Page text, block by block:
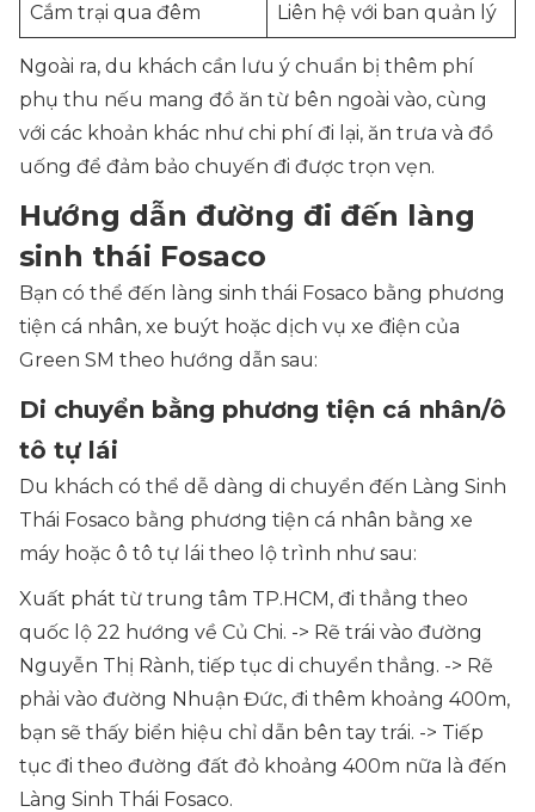
Cắm trại qua đêm Liên hệ với ban quản lý
Ngoài ra, du khách cần lưu ý chuẩn bị thêm phí
phụ thu nếu mang đồ ăn từ bên ngoài vào, cùng
với các khoản khác như chi phí đi lại, ăn trưa và đồ
uống để đảm bảo chuyến đi được trọn vẹn.
Hướng dẫn đường đi đến làng
sinh thái Fosaco
Bạn có thể đến làng sinh thái Fosaco bằng phương
tiện cá nhân, xe buýt hoặc dịch vụ xe điện của
Green SM theo hướng dẫn sau:
Di chuyển bằng phương tiện cá nhân/ô
tô tự lái
Du khách có thể dễ dàng di chuyển đến Làng Sinh
Thái Fosaco bằng phương tiện cá nhân bằng xe
máy hoặc ô tô tự lái theo lộ trình như sau:
Xuất phát từ trung tâm TP.HCM, đi thẳng theo
quốc lộ 22 hướng về Củ Chi. -> Rẽ trái vào đường
Nguyễn Thị Rành, tiếp tục di chuyển thẳng. -> Rẽ
phải vào đường Nhuận Đức, đi thêm khoảng 400m,
bạn sẽ thấy biển hiệu chỉ dẫn bên tay trái. -> Tiếp
tục đi theo đường đất đỏ khoảng 400m nữa là đến
Làng Sinh Thái Fosaco.